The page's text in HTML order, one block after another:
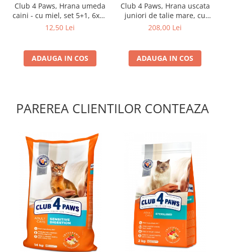
Club 4 Paws, Hrana umeda
caini - cu miel, set 5+1, 6x80
g
12,50 Lei
ADAUGA IN COS
Club 4 Paws, Hrana uscata
juniori de talie mare, cu
pui, 14kg
208,00 Lei
ADAUGA IN COS
PAREREA CLIENTILOR CONTEAZA